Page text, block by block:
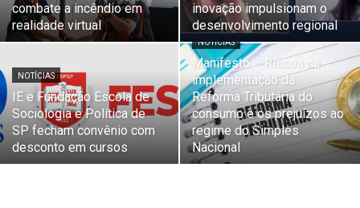
combate a incêndio em
realidade virtual
inovação impulsionam o
desenvolvimento regional
NOTÍCIAS
IE e Fundação Escola de
Sociologia e Política de
SP fecham convênio com
desconto em cursos
NOTÍCIAS
Manifesto – Riscos na
implementação da
Reforma Tributária do
consumo e os prejuízos ao
regime do Simples
Nacional